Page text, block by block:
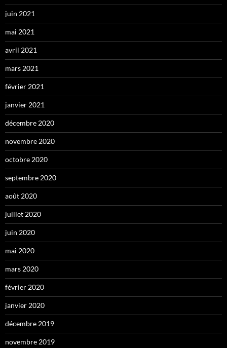
juin 2021
mai 2021
avril 2021
mars 2021
février 2021
janvier 2021
décembre 2020
novembre 2020
octobre 2020
septembre 2020
août 2020
juillet 2020
juin 2020
mai 2020
mars 2020
février 2020
janvier 2020
décembre 2019
novembre 2019